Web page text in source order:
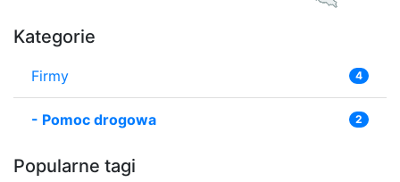
Kategorie
Firmy 4
- Pomoc drogowa 2
Popularne tagi